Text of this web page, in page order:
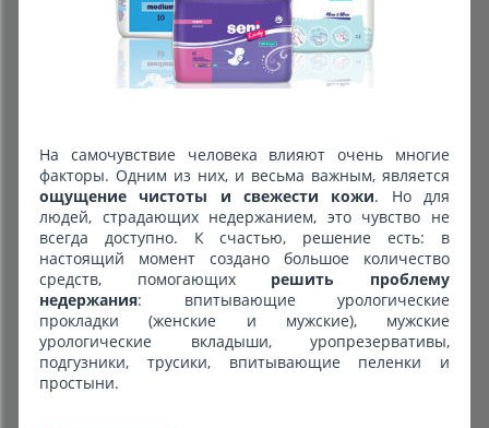
На самочувствие человека влияют очень многие
факторы. Одним из них, и весьма важным, является
ощущение чистоты и свежести кожи. Но для
людей, страдающих недержанием, это чувство не
всегда доступно. К счастью, решение есть: в
настоящий момент создано большое количество
средств, помогающих решить проблему
недержания: впитывающие урологические
прокладки (женские и мужские), мужские
урологические вкладыши, уропрезервативы,
подгузники, трусики, впитывающие пеленки и
простыни.